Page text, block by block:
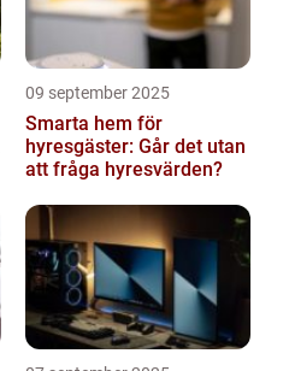
09 september 2025
Smarta hem för
hyresgäster: Går det utan
att fråga hyresvärden?